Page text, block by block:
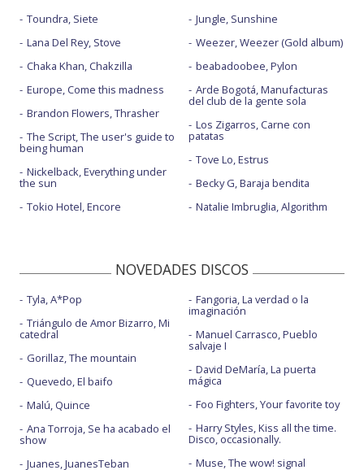
Toundra, Siete
Lana Del Rey, Stove
Chaka Khan, Chakzilla
Europe, Come this madness
Brandon Flowers, Thrasher
The Script, The user's guide to
being human
Nickelback, Everything under
the sun
Tokio Hotel, Encore
Jungle, Sunshine
Weezer, Weezer (Gold album)
beabadoobee, Pylon
Arde Bogotá, Manufacturas
del club de la gente sola
Los Zigarros, Carne con
patatas
Tove Lo, Estrus
Becky G, Baraja bendita
Natalie Imbruglia, Algorithm
NOVEDADES DISCOS
Tyla, A*Pop
Triángulo de Amor Bizarro, Mi
catedral
Gorillaz, The mountain
Quevedo, El baifo
Malú, Quince
Ana Torroja, Se ha acabado el
show
Juanes, JuanesTeban
Fangoria, La verdad o la
imaginación
Manuel Carrasco, Pueblo
salvaje I
David DeMaría, La puerta
mágica
Foo Fighters, Your favorite toy
Harry Styles, Kiss all the time.
Disco, occasionally.
Muse, The wow! signal